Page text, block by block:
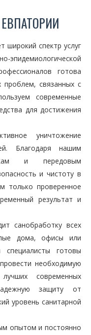
широкий спектр услуг
готова
связанных с
современные
для достижения
уничтожение
Благодаря нашим
и передовым
и чистоту в
только проверенное
результат и
санобработку всех
дома, офисы или
специалисты готовы
необходимую
современных
защиту от
уровень санитарной
опытом и постоянно